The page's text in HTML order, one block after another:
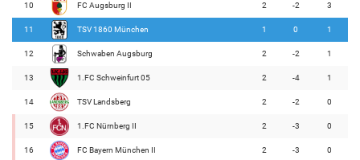
10 FC Augsburg II 2 -2 3
11 TSV 1860 München 1 0 1
12 Schwaben Augsburg 2 -2 1
13 1.FC Schweinfurt 05 2 -4 1
14 TSV Landsberg 2 -2 0
15 1.FC Nürnberg II 2 -3 0
16 FC Bayern München II 2 -3 0